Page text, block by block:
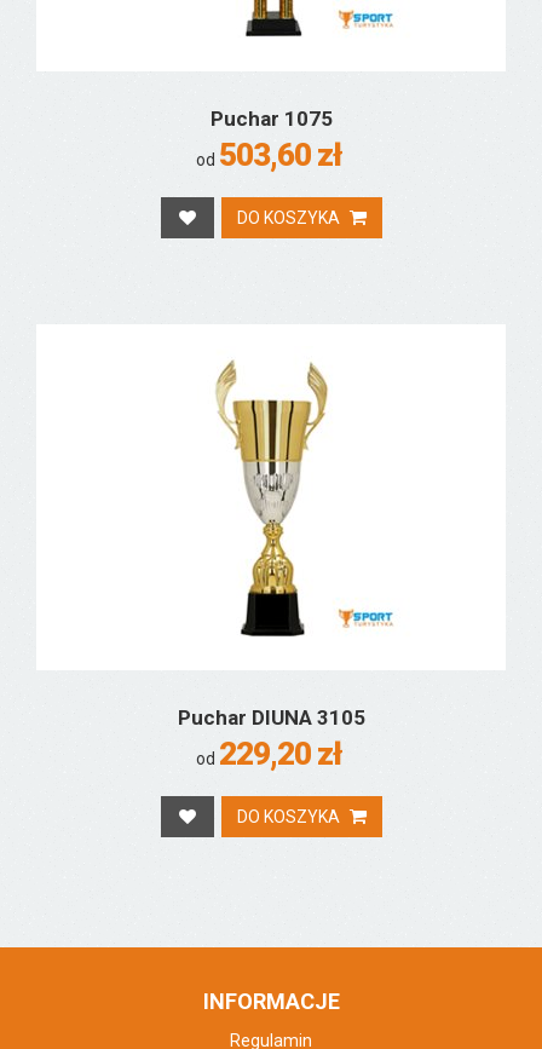
Puchar 1075
od 503,60 zł
DO KOSZYKA
Puchar DIUNA 3105
od 229,20 zł
DO KOSZYKA
INFORMACJE
Regulamin